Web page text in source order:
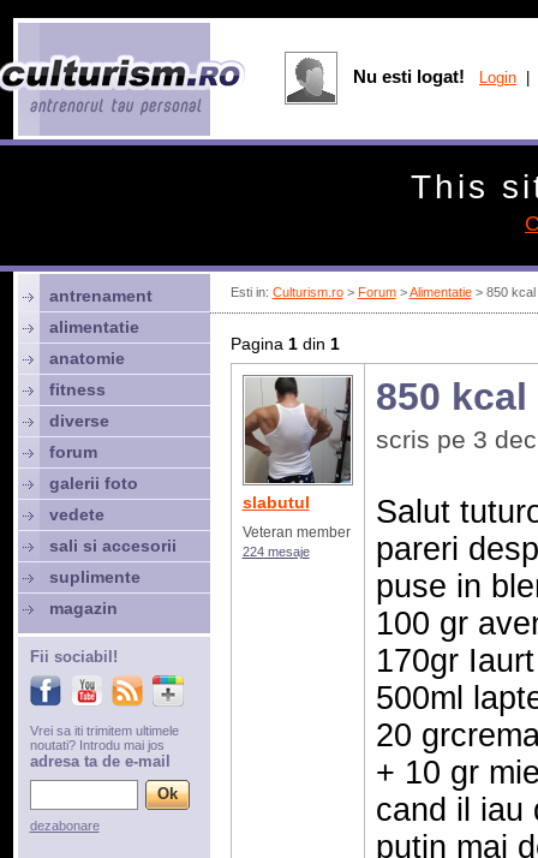
Esti in: Culturism.ro> Forum>Alimentatie> 850 kcal
Pagina 1din 1
slabutul
Veteran member
224 mesaje
850
scris pe 3
Salut
pareri
puse in
100 gr
170gr
500ml
20
+ 10 gr
cand il iau
putin mai
antrenament
alimentatie
anatomie
fitness
diverse
forum
galerii foto
vedete
sali si accesorii
suplimente
magazin
Fii sociabil!
Vrei sa iti trimitem ultimele
noutati? Introdu mai jos
adresa ta de e-mail
dezabonare
Nu esti logat! Login
This